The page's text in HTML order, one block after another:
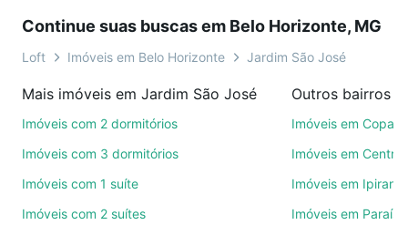
videochamada, é grátis, sem compromisso e você
ainda conta com mais de 46 mil corretores e
de imóveis.
ruas, bairros e até condomínios favoritos. Você
também pode usar os filtros como quantidade de
Continue suas buscas em Belo Horizonte, MG
Loft Imóveis em Belo Horizonte Jardim São José
Mais imóveis em Jardim São José
Imóveis com 2 dormitórios
Imóveis com 3 dormitórios
Imóveis com 1 suíte
Imóveis com 2 suítes
Imóveis em
Imóveis em Centro
Imóveis em
Imóveis em Paraíso